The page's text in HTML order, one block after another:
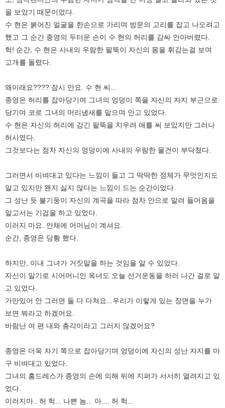
을 보았기 때문이었다.
수 현은 붉어진 얼굴을 한손으로 가리며 방문의 고리를 잡고 나오려고
했고 그 순간 종영의 두터운 손이 수 현의 허리를 감싸 안아버렸다.
헉! 순간, 수 현은 사내의 우람한 팔뚝이 자신의 몸을 휘감는걸 보며
고개를 돌렸다.
왜이래요???? 잠시 만요. 수 현 씨...
종영은 허리를 잡아당기며 그녀의 엉덩이 쪽을 자신의 자지 부근으로
당기며 코로 그녀의 머리냄새를 맡으며 안고 있었다.
수 현은 자신의 허리에 감긴 팔뚝을 치우려 애를 써 보았지만 그러나
허사였다.
그것보다는 점차 자신의 엉덩이에 사내의 우람한 물건이 부닥쳤다.
그러면서 비벼대고 있다는 느낌이 들고 그 딱딱한 정체가 무엇인지도
알고 있지만 왠지 싫지 않다는 느낌이 드는 순간이었다.
그 성난 듯 불기둥이 자신의 계곡을 따라 점차 안으로 말려 들어옴을
알고서는 기겁을 하고 있었다.
이러지 마요. 안채에 어머님이 계셔요.
순간, 종영은 당황 했다.
하지만, 이내 그녀가 거짓말을 하는 것임을 알 수 있었다.
자신이 알기로 시어머니인 옥녀도 오늘 선거운동을 하러 나간 걸로 알
고 있었다.
가만있어 안 그러면 둘 다 다쳐요...우리가 이렇게 있는 장면을 누가
보면 뭐라고 하겠어요.
바람난 여 편 내와 총각이라고 그러지 않겠어요?
종영은 더욱 자기 쪽으로 잡아당기며 엉덩이에 자신의 성난 자지를 마
구 비벼대고 있었다.
그녀의 홈드레스가 종영의 손에 의해 뒤에 지퍼가 서서히 열려지고 있
었다.
이러지마.. 허 헉... 나쁜 놈... 아.... 허 헉...